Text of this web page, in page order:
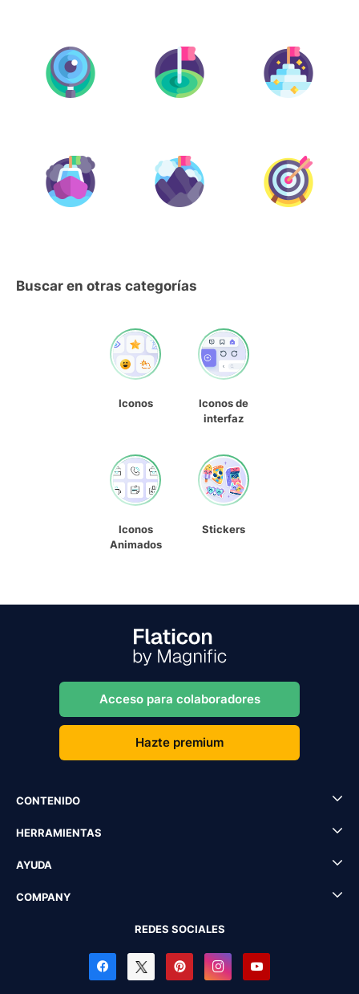
Buscar en otras categorías
Iconos
Iconos de
interfaz
Iconos
Animados
Stickers
Acceso para colaboradores
Hazte premium
CONTENIDO
HERRAMIENTAS
AYUDA
COMPANY
REDES SOCIALES